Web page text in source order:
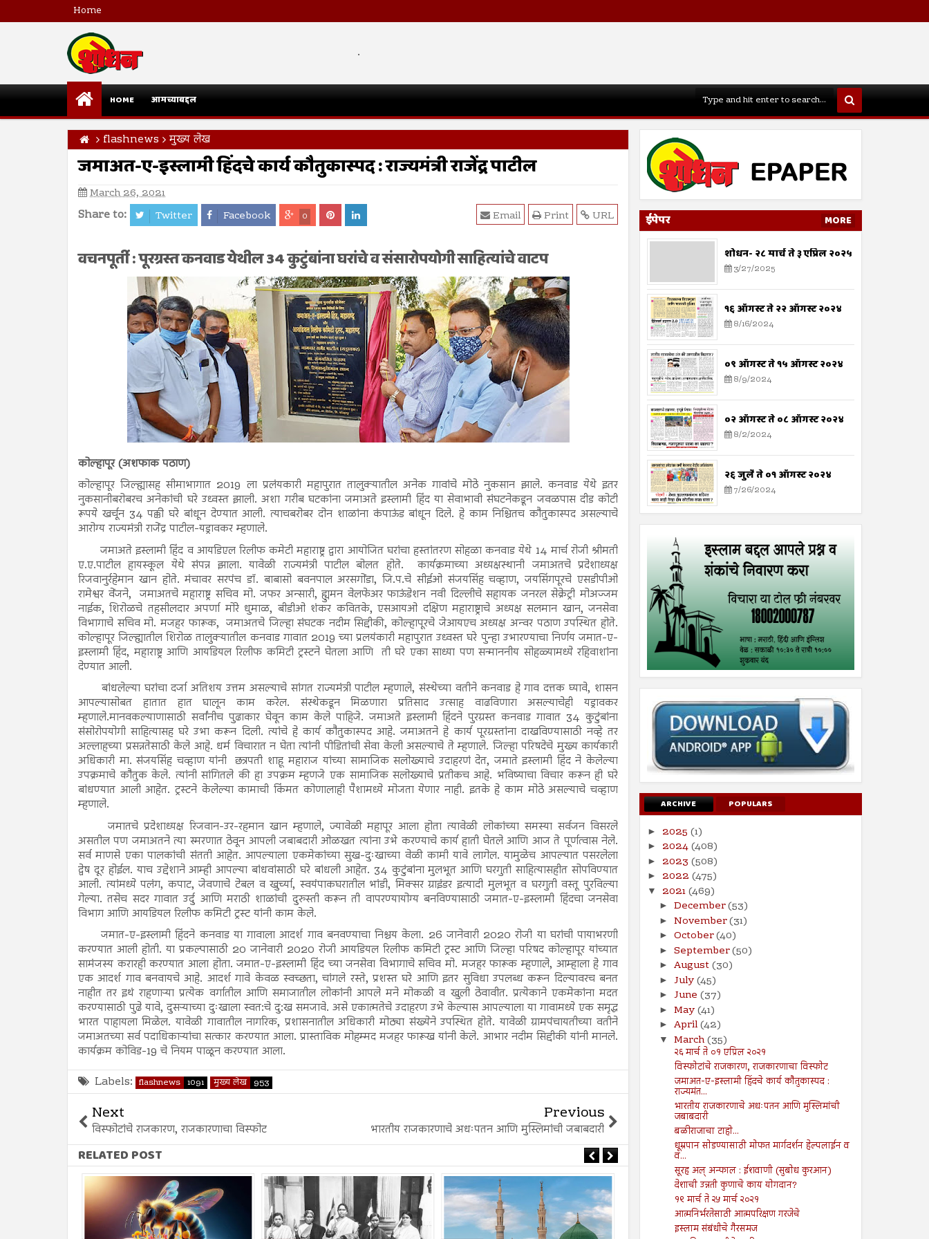
Home
.
HOME आमच्याबद्दल
flashnews मुख्य लेख
जमाअत-ए-इस्लामी हिंदचे कार्य कौतुकास्पद : राज्यमंत्री राजेंद्र पाटील
March 26, 2021
Share to: Twitter Facebook 0 URL
Print
Email
वचनपूर्ती : पूरग्रस्त कनवाड येथील 34 कुटुंबांना घरांचे व संसारोपयोगी साहित्यांचे वाटप
कोल्हापूर (अशफाक पठाण)
कोल्हापूर जिल्ह्यासह सीमाभागात 2019 ला प्रलंयकारी महापुरात तालुक्यातील अनेक गावांचे मोठे नुकसान झाले. कनवाड येथे इतर
नुकसानीबरोबरच अनेकांची घरे उध्वस्त झाली. अशा गरीब घटकांना जमाअते इस्लामी हिंद या सेवाभावी संघटनेकडून जवळपास दीड कोटी
रूपये खर्चून 34 पक्की घरे बांधून देण्यात आली. त्याचबरोबर दोन शाळांना कंपाऊंड बांधून दिले. हे काम निश्चितच कौतुकास्पद असल्याचे
आरोग्य राज्यमंत्री राजेंद्र पाटील-यड्रावकर म्हणाले.
जमाअते इस्लामी हिंद व आयडिएल रिलीफ कमेटी महाराष्ट्र द्वारा आयोजित घरांचा हस्तांतरण सोहळा कनवाड येथे 14 मार्च रोजी श्रीमती
ए.ए.पाटील हायस्कूल येथे संपन्न झाला. यावेळी राज्यमंत्री पाटील बोलत होते. कार्यक्रमाच्या अध्यक्षस्थानी जमाअतचे प्रदेशाध्यक्ष
रिजवानुर्रहेमान खान होते. मंचावर सरपंच डॉ. बाबासो बवनपाल अरसगोंडा, जि.प.चे सीईओ संजयसिंह चव्हाण, जयसिंगपूरचे एसडीपीओ
रामेश्वर वेंजने, जमाअतचे महाराष्ट्र सचिव मो. जफर अन्सारी, ह्युमन वेलफेअर फाऊंडेशन नवी दिल्लीचे सहायक जनरल सेक्रेट्री मोअज्जम
नाईक, शिरोळचे तहसीलदार अपर्णा मोरे धुमाळ, बीडीओ शंकर कवितके, एसआयओ दक्षिण महाराष्ट्राचे अध्यक्ष सलमान खान, जनसेवा
विभागाचे सचिव मो. मजहर फारूक, जमाअतचे जिल्हा संघटक नदीम सिद्दीकी, कोल्हापूरचे जेआयएच अध्यक्ष अन्वर पठाण उपस्थित होते.
कोल्हापूर जिल्ह्यातील शिरोळ तालुक्यातील कनवाड गावात 2019 च्या प्रलयंकारी महापुरात उध्वस्त घरे पुन्हा उभारण्याचा निर्णय जमात-ए-
इस्लामी हिंद, महाराष्ट्र आणि आयडियल रिलीफ कमिटी ट्रस्टने घेतला आणि ती घरे एका साध्या पण सन्माननीय सोहळ्यामध्ये रहिवाशांना
देण्यात आलीे.
बांधलेल्या घरांचा दर्जा अतिशय उत्तम असल्याचे सांगत राज्यमंत्री पाटील म्हणाले, संस्थेच्या वतीने कनवाड हे गाव दत्तक घ्यावे, शासन
आपल्यासोबत हातात हात घालून काम करेल. संस्थेकडून मिळणारा प्रतिसाद उत्साह वाढविणारा असल्याचेही यड्रावकर
म्हणाले.मानवकल्याणासाठी सर्वांनीच पुढाकार घेवून काम केले पाहिजे. जमाअते इस्लामी हिंदने पुरग्रस्त कनवाड गावात 34 कुटुंबांना
संसोरोपयोगी साहित्यासह घरे उभा करून दिली. त्यांचे हे कार्य कौतुकास्पद आहे. जमाअतने हे कार्य पूरग्रस्तांना दाखविण्यासाठी नव्हे तर
अल्लाहच्या प्रसन्नतेसाठी केले आहे. धर्म विचारात न घेता त्यांनी पीडितांची सेवा केली असल्याचे ते म्हणाले. जिल्हा परिषदेचे मुख्य कार्यकारी
अधिकारी मा. संजयसिंह चव्हाण यांनी छत्रपती शाहू महाराज यांच्या सामाजिक सलोख्याचे उदाहरणं देत, जमाते इस्लामी हिंद ने केलेल्या
उपक्रमाचे कौतुक केले. त्यांनी सांगितले की हा उपक्रम म्हणजे एक सामाजिक सलोख्याचे प्रतीकच आहे. भविष्याचा विचार करून ही घरे
बांधण्यात आली आहेत. ट्रस्टने केलेल्या कामाची किंमत कोणालाही पैशामध्ये मोजता येणार नाही. इतके हे काम मोठे असल्याचे चव्हाण
म्हणाले.
जमातचे प्रदेशाध्यक्ष रिजवान-उर-रहमान खान म्हणाले, ज्यावेळी महापूर आला होता त्यावेळी लोकांच्या समस्या सर्वजन विसरले
असतील पण जमाअतने त्या स्मरणात ठेवून आपली जबाबदारी ओळखत त्यांना उभे करण्याचे कार्य हाती घेतले आणि आज ते पूर्णत्वास नेले.
सर्व माणसे एका पालकांची संतती आहेत. आपल्याला एकमेकांच्या सुख-दुःखाच्या वेळी कामी यावे लागेल. यामुळेच आपल्यात पसरलेला
द्वेष दूर होईल. याच उद्देशाने आम्ही आपल्या बांधवांसाठी घरे बांधली आहेत. 34 कुटुंबांना मुलभूत आणि घरगुती साहित्यासहीत सोपविण्यात
आली. त्यांमध्ये पलंग, कपाट, जेवणाचे टेबल व खुर्च्या, स्वयंपाकघरातील भांडी, मिक्सर ग्राइंडर इत्यादी मुलभूत व घरगुती वस्तू पुरविल्या
गेल्या. तसेच सदर गावात उर्दु आणि मराठी शाळांची दुरुस्ती करून ती वापरण्यायोग्य बनविण्यासाठी जमात-ए-इस्लामी हिंदचा जनसेवा
विभाग आणि आयडियल रिलीफ कमिटी ट्रस्ट यांनी काम केले.
जमात-ए-इस्लामी हिंदने कनवाड या गावाला आदर्श गाव बनवण्याचा निश्चय केला. 26 जानेवारी 2020 रोजी या घरांची पायाभरणी
करण्यात आली होती. या प्रकल्पासाठी 20 जानेवारी 2020 रोजी आयडियल रिलीफ कमिटी ट्रस्ट आणि जिल्हा परिषद कोल्हापूर यांच्यात
सामंजस्य करारही करण्यात आला होता. जमात-ए-इस्लामी हिंद च्या जनसेवा विभागाचे सचिव मो. मजहर फारूक म्हणाले, आम्हाला हे गाव
एक आदर्श गाव बनवायचे आहे. आदर्श गावे केवळ स्वच्छता, चांगले रस्ते, प्रशस्त घरे आणि इतर सुविधा उपलब्ध करून दिल्यावरच बनत
नाहीत तर इथं राहणाऱ्या प्रत्येक वर्गातील आणि समाजातील लोकांनी आपले मने मोकळी व खुली ठेवावीत. प्रत्येकाने एकमेकांना मदत
करण्यासाठी पुढे यावे, दुसऱ्याच्या दुःखाला स्वत:चे दु:ख समजावे. असे एकात्मतेचे उदाहरण उभे केल्यास आपल्याला या गावामध्ये एक समृद्ध
भारत पाहायला मिळेल. यावेळी गावातील नागरिक, प्रशासनातील अधिकारी मोठ्या संख्येने उपस्थित होते. यावेळी ग्रामपंचायतीच्या वतीने
जमाअतच्या सर्व पदाधिकाऱ्यांचा सत्कार करण्यात आला. प्रास्ताविक मोहम्मद मजहर फारूख यांनी केले. आभार नदीम सिद्दीकी यांनी मानले.
कार्यक्रम कोविड-19 चे नियम पाळून करण्यात आला.
Labels: flashnews 1091 मुख्य लेख 953
Next
विस्फोटांचे राजकारण, राजकारणाचा विस्फोट
Previous
भारतीय राजकारणाचे अधःपतन आणि मुस्लिमांची जबाबदारी
RELATED POST
ईपेपर MORE
शोधन- २८ मार्च ते ३ एप्रिल २०२५
3/27/2025
१६ ऑगस्ट ते २२ ऑगस्ट २०२४
8/16/2024
०९ ऑगस्ट ते १५ ऑगस्ट २०२४
8/9/2024
०२ ऑगस्ट ते ०८ ऑगस्ट २०२४
8/2/2024
२६ जुलै ते ०१ ऑगस्ट २०२४
7/26/2024
ARCHIVE POPULARS
► 2025 (1)
► 2024(408)
► 2023 (508)
► 2022 (475)
▼ 2021(469)
► December(53)
► November(31)
► October(40)
► September(50)
► August(30)
► July(45)
► June (37)
► May(41)
► April(42)
▼ March(35)
२६ मार्च ते ०१ एप्रिल २०२१
विस्फोटांचे राजकारण, राजकारणाचा विस्फोट
जमाअत-ए-इस्लामी हिंदचे कार्य कौतुकास्पद :
राज्यमंत...
भारतीय राजकारणाचे अधःपतन आणि मुस्लिमांची
जबाबदारी
बळीराजाचा टाहो...
धूम्रपान सोडण्यासाठी मोफत मार्गदर्शन हेल्पलाईन व
व...
सूरह अल् अन्फाल : ईशवाणी (सुबोध कुरआन)
देशाची उन्नती कुणाचे काय योगदान?
१९ मार्च ते २५ मार्च २०२१
आत्मनिर्भरतेसाठी आत्मपरिक्षण गरजेचे
इस्लाम संबंधीचे गैरसमज